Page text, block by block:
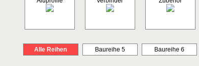
Alle Reihen Baureihe 5 Baureihe 6